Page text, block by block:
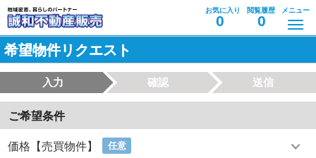
お気に入り
0
閲覧履歴
0
メニュー
希望物件リクエスト
入力 確認 送信
ご希望条件
価格【売買物件】 任意